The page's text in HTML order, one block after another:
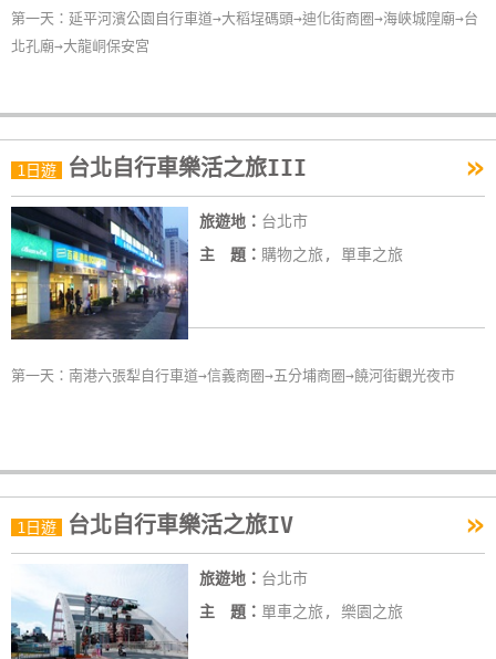
第一天：延平河濱公園自行車道→大稻埕碼頭→迪化街商圈→海峽城隍廟→台
北孔廟→大龍峒保安宮
1日遊 台北自行車樂活之旅III »
旅遊地： 台北市
主 題： 購物之旅, 單車之旅
第一天：南港六張犁自行車道→信義商圈→五分埔商圈→饒河街觀光夜市
1日遊 台北自行車樂活之旅IV »
旅遊地： 台北市
主 題： 單車之旅, 樂園之旅